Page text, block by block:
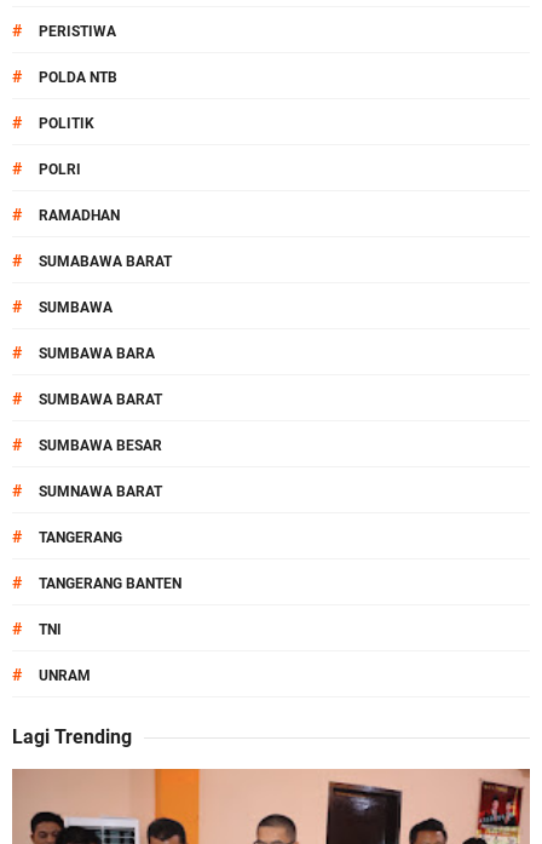
# PERISTIWA
# POLDA NTB
# POLITIK
# POLRI
# RAMADHAN
# SUMABAWA BARAT
# SUMBAWA
# SUMBAWA BARA
# SUMBAWA BARAT
# SUMBAWA BESAR
# SUMNAWA BARAT
# TANGERANG
# TANGERANG BANTEN
# TNI
# UNRAM
Lagi Trending